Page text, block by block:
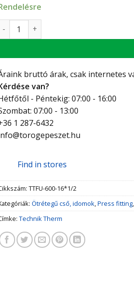
Technik Therm Uni falikorong 16*1/2"
bruttó árak, csak internetes
van?
- Péntekig: 07:00 - 16:00
07:00 - 13:00
1 287-6432
Find in stores
TTFU-600-16*1/2
Ötrétegű cső, idomok Press fitting
Technik Therm